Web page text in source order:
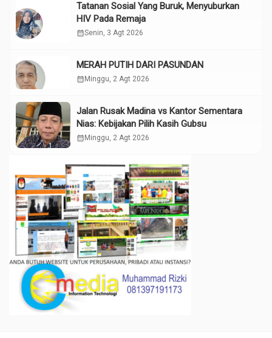
Tatanan Sosial Yang Buruk, Menyuburkan
HIV Pada Remaja
calendar_monthSenin, 3 Agt 2026
MERAH PUTIH DARI PASUNDAN
calendar_month Minggu, 2 Agt 2026
Jalan Rusak Madina vs Kantor Sementara
Nias: Kebijakan Pilih Kasih Gubsu
calendar_month Minggu, 2 Agt 2026